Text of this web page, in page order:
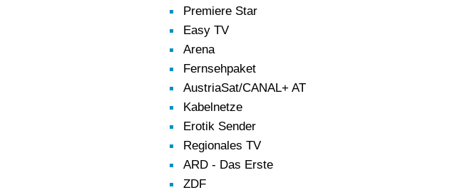
Premiere Star
Easy TV
Arena
Fernsehpaket
AustriaSat/CANAL+ AT
Kabelnetze
Erotik Sender
Regionales TV
ARD - Das Erste
ZDF